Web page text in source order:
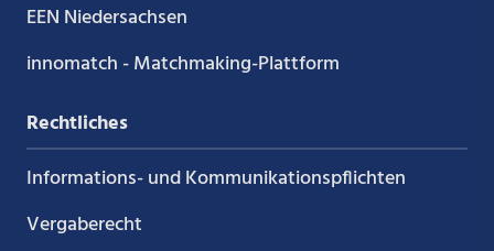
EEN Niedersachsen
innomatch - Matchmaking-Plattform
Rechtliches
Informations- und Kommunikations­pflichten
Vergaberecht